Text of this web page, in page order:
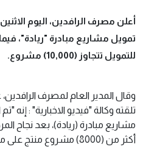
أعلن مصرف الرافدين، اليوم
تمويل مشاريع مبادرة "ريادة"،
للتمويل تتجاوز (10,000) مشروع.
وقال المدير العام لمصرف
تلقته وكالة "فيديو الاخبارية" : إنه
مشاريع مبادرة (ريادة)، بعد نجاح
أكثر من (8000) مشروع